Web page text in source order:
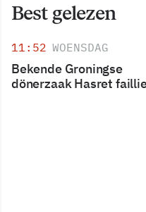
Best gelezen
11:52 WOENSDAG
Bekende Groningse
dönerzaak Hasret